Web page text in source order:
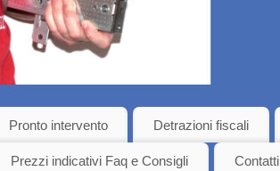
Pronto intervento Detrazioni fiscali
Prezzi indicativi Faq e Consigli Contatti